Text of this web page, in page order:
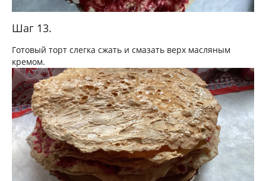
Шаг 13.
Готовый торт слегка сжать и смазать верх масляным
кремом.